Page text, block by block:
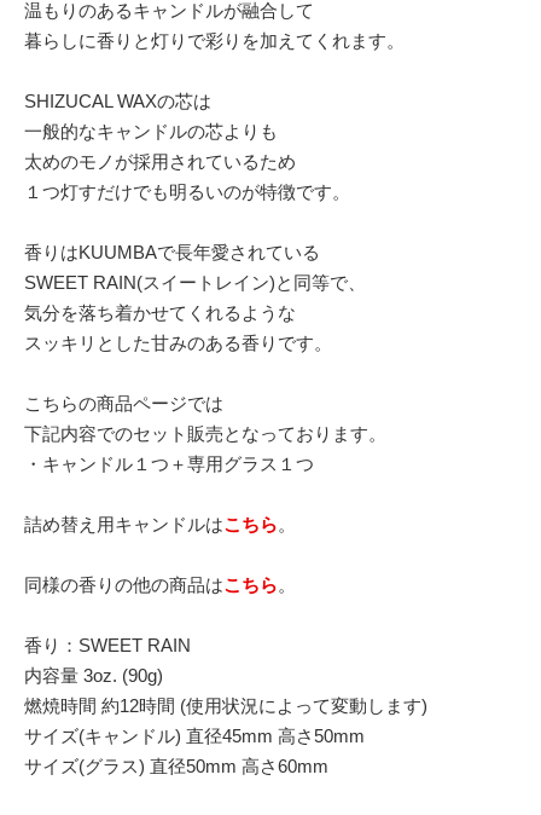
温もりのあるキャンドルが融合して
暮らしに香りと灯りで彩りを加えてくれます。
SHIZUCAL WAXの芯は
一般的なキャンドルの芯よりも
太めのモノが採用されているため
１つ灯すだけでも明るいのが特徴です。
香りはKUUMBAで長年愛されている
SWEET RAIN(スイートレイン)と同等で、
気分を落ち着かせてくれるような
スッキリとした甘みのある香りです。
こちらの商品ページでは
下記内容でのセット販売となっております。
・キャンドル１つ＋専用グラス１つ
詰め替え用キャンドルはこちら。
同様の香りの他の商品はこちら。
香り：SWEET RAIN
内容量 3oz. (90g)
燃焼時間 約12時間 (使用状況によって変動します)
サイズ(キャンドル) 直径45mm 高さ50mm
サイズ(グラス) 直径50mm 高さ60mm